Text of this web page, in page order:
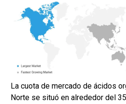
La cuota de mercado de ácidos
Norte se situó en alrededor del